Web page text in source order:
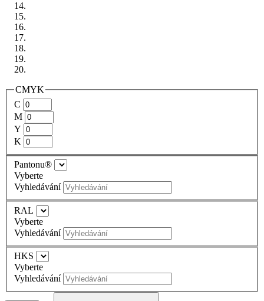
CMYK
C
M
Y
K
Pantonu®
Vyberte
Vyhledávání
RAL
Vyberte
Vyhledávání
HKS
Vyberte
Vyhledávání